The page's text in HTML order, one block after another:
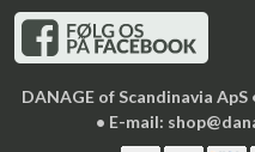
DANAGE of Scandinavia
• E-mail: